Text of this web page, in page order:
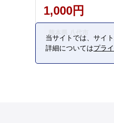
1,000円
熊本県 八代市
当サイトでは、サイ
詳細についてはプラ